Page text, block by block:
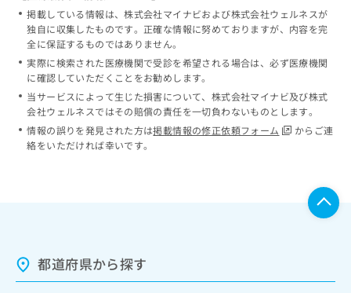
掲載している情報は、株式会社マイナビおよび株式会社ウェルネスが
独自に収集したものです。正確な情報に努めておりますが、内容を完
全に保証するものではありません。
実際に検索された医療機関で受診を希望される場合は、必ず医療機関
に確認していただくことをお勧めします。
当サービスによって生じた損害について、株式会社マイナビ及び株式
会社ウェルネスではその賠償の責任を一切負わないものとします。
情報の誤りを発見された方は掲載情報の修正依頼フォーム
からご連
絡をいただければ幸いです。
都道府県から探す